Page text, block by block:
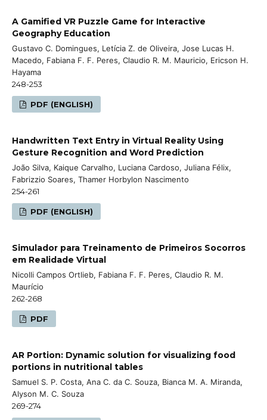
A Gamified VR Puzzle Game for Interactive
Geography Education
Gustavo C. Domingues, Letícia Z. de Oliveira, Jose Lucas H.
Macedo, Fabiana F. F. Peres, Claudio R. M. Mauricio, Ericson H.
Hayama
248-253
PDF (ENGLISH)
Handwritten Text Entry in Virtual Reality Using
Gesture Recognition and Word Prediction
João Silva, Kaique Carvalho, Luciana Cardoso, Juliana Félix,
Fabrizzio Soares, Thamer Horbylon Nascimento
254-261
PDF (ENGLISH)
Simulador para Treinamento de Primeiros Socorros
em Realidade Virtual
Nicolli Campos Ortlieb, Fabiana F. F. Peres, Claudio R. M.
Maurício
262-268
PDF
AR Portion: Dynamic solution for visualizing food
portions in nutritional tables
Samuel S. P. Costa, Ana C. da C. Souza, Bianca M. A. Miranda,
Alyson M. C. Souza
269-274